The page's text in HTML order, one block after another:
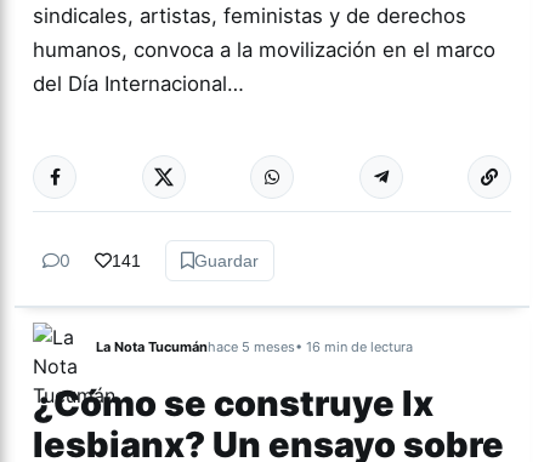
sindicales, artistas, feministas y de derechos
humanos, convoca a la movilización en el marco
del Día Internacional…
TUCUMÁN Más
0 141 Guardar
La Nota Tucumánhace 5 meses• 16 min de lectura
¿Cómo se construye lx
lesbianx? Un ensayo sobre